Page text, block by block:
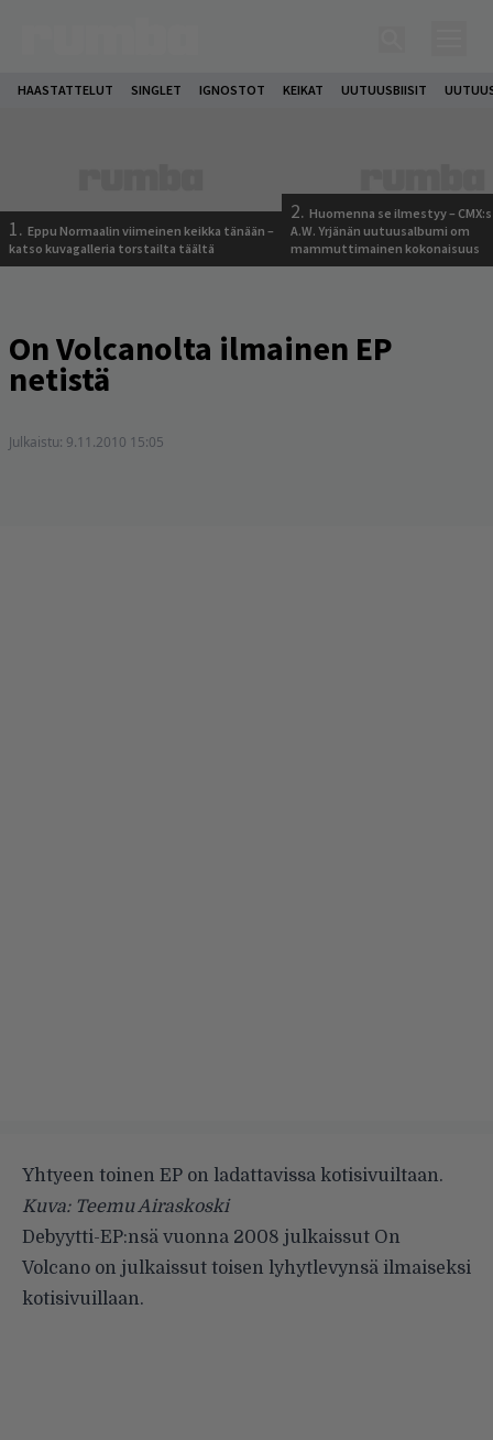
HAASTATTELUT SINGLET IGNOSTOT KEIKAT UUTUUSBIISIT
1. Eppu Normaalin viimeinen keikka tänään –
katso kuvagalleria torstailta täältä
2. Huomenna se ilmestyy –
A.W. Yrjänän uutuusalbumi om
mammuttimainen kokonaisuus
On Volcanolta ilmainen EP
netistä
Julkaistu: 9.11.2010 15:05
Yhtyeen toinen EP on ladattavissa kotisivuiltaan.
Kuva: Teemu Airaskoski
Debyytti-EP:nsä vuonna 2008 julkaissut On
Volcano on julkaissut toisen lyhytlevynsä ilmaiseksi
kotisivuillaan.